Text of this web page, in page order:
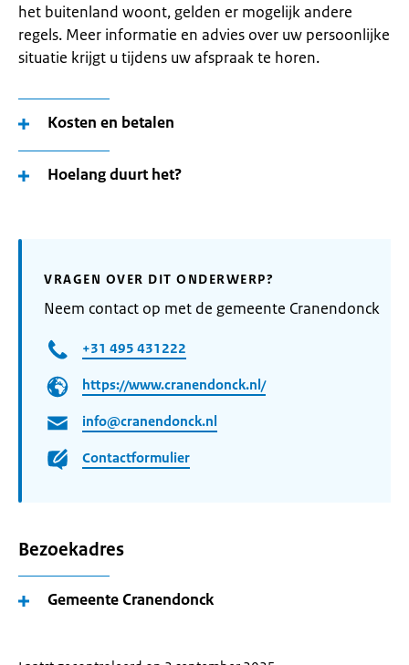
het buitenland woont, gelden er mogelijk andere
regels. Meer informatie en advies over uw persoonlijke
situatie krijgt u tijdens uw afspraak te horen.
Kosten en betalen
Hoelang duurt het?
VRAGEN OVER DIT ONDERWERP?
Neem contact op met de gemeente Cranendonck
+31 495 431222
https://www.cranendonck.nl/
info@cranendonck.nl
Contactformulier
Bezoekadres
Gemeente Cranendonck